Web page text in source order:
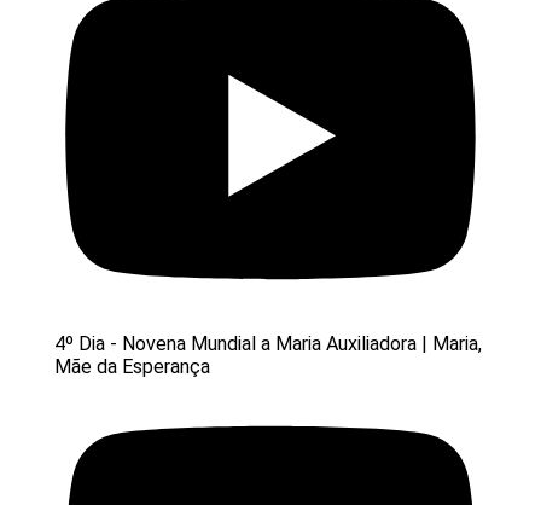
4º Dia - Novena Mundial a Maria Auxiliadora | Maria,
Mãe da Esperança